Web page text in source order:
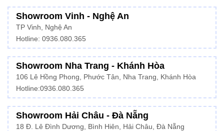
Showroom Vinh - Nghệ An
TP Vinh, Nghệ An
Hotline: 0936.080.365
Showroom Nha Trang - Khánh Hòa
106 Lê Hồng Phong, Phước Tân, Nha Trang, Khánh Hòa
Hotline:0936.080.365
Showroom Hải Châu - Đà Nẵng
18 Đ. Lê Đình Dương, Bình Hiên, Hải Châu, Đà Nẵng